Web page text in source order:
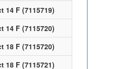
14 F (7115719)
14 F (7115720)
18 F (7115720)
18 F (7115721)